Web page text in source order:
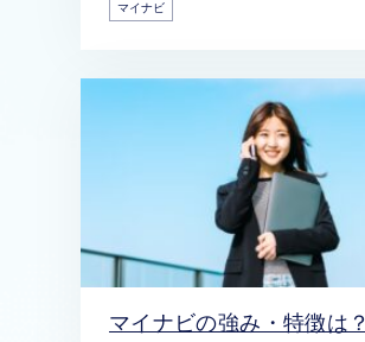
マイナビ
マイナビの強み・特徴は？